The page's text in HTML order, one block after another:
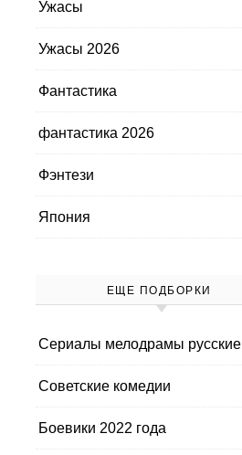
Ужасы
Ужасы 2026
Фантастика
фантастика 2026
Фэнтези
Япония
ЕЩЕ ПОДБОРКИ
Cериалы мелодрамы русские
Cоветские комедии
Боевики 2022 года